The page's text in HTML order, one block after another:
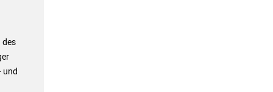
des
und